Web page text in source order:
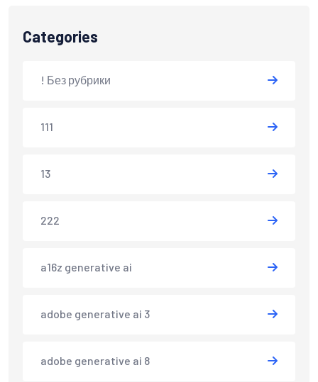
Categories
! Без рубрики
111
13
222
a16z generative ai
adobe generative ai 3
adobe generative ai 8